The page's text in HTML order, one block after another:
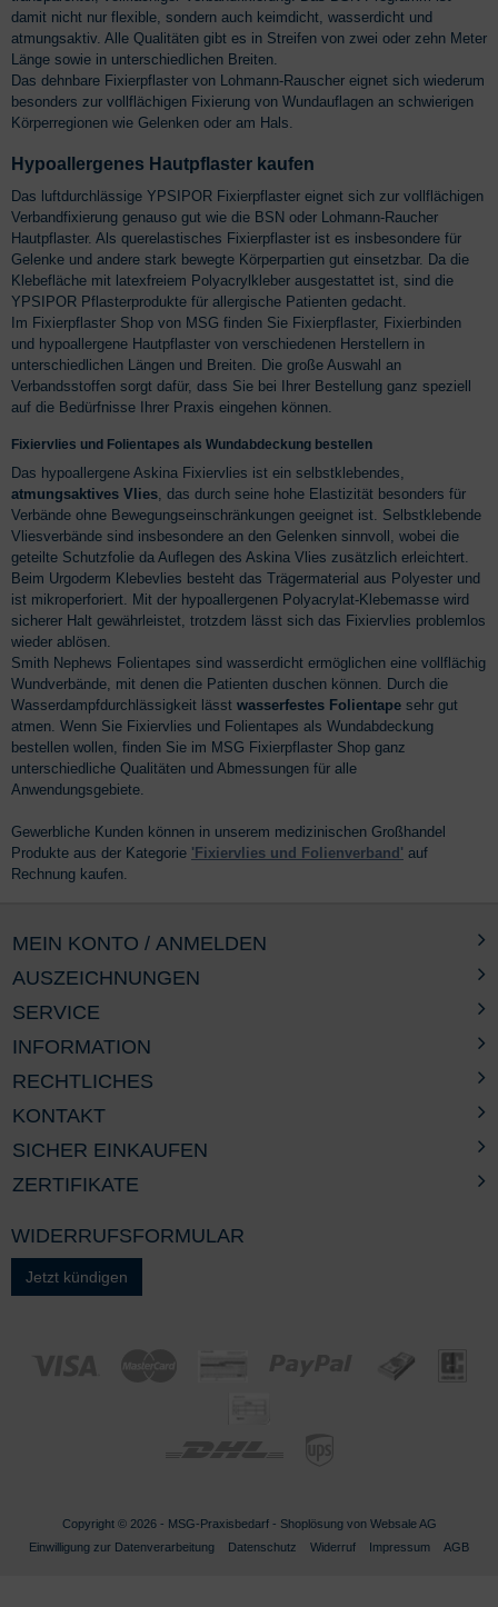
damit nicht nur flexible, sondern auch keimdicht, wasserdicht und
atmungsaktiv. Alle Qualitäten gibt es in Streifen von zwei oder zehn Meter
Länge sowie in unterschiedlichen Breiten.
Das dehnbare Fixierpflaster von Lohmann-Rauscher eignet sich wiederum
besonders zur vollflächigen Fixierung von Wundauflagen an schwierigen
Körperregionen wie Gelenken oder am Hals.
Hypoallergenes Hautpflaster kaufen
Das luftdurchlässige YPSIPOR Fixierpflaster eignet sich zur vollflächigen
Verbandfixierung genauso gut wie die BSN oder Lohmann-Raucher
Hautpflaster. Als querelastisches Fixierpflaster ist es insbesondere für
Gelenke und andere stark bewegte Körperpartien gut einsetzbar. Da die
Klebefläche mit latexfreiem Polyacrylkleber ausgestattet ist, sind die
YPSIPOR Pflasterprodukte für allergische Patienten gedacht.
Im Fixierpflaster Shop von MSG finden Sie Fixierpflaster, Fixierbinden
und hypoallergene Hautpflaster von verschiedenen Herstellern in
unterschiedlichen Längen und Breiten. Die große Auswahl an
Verbandsstoffen sorgt dafür, dass Sie bei Ihrer Bestellung ganz speziell
auf die Bedürfnisse Ihrer Praxis eingehen können.
Fixiervlies und Folientapes als Wundabdeckung bestellen
Das hypoallergene Askina Fixiervlies ist ein selbstklebendes,
atmungsaktives Vlies , das durch seine hohe Elastizität besonders für
Verbände ohne Bewegungseinschränkungen geeignet ist. Selbstklebende
Vliesverbände sind insbesondere an den Gelenken sinnvoll, wobei die
geteilte Schutzfolie da Auflegen des Askina Vlies zusätzlich erleichtert.
Beim Urgoderm Klebevlies besteht das Trägermaterial aus Polyester und
ist mikroperforiert. Mit der hypoallergenen Polyacrylat-Klebemasse wird
sicherer Halt gewährleistet, trotzdem lässt sich das Fixiervlies problemlos
wieder ablösen.
Smith Nephews Folientapes sind wasserdicht ermöglichen eine vollflächig
Wundverbände, mit denen die Patienten duschen können. Durch die
Wasserdampfdurchlässigkeit lässt wasserfestes Folientape sehr gut
atmen. Wenn Sie Fixiervlies und Folientapes als Wundabdeckung
bestellen wollen, finden Sie im MSG Fixierpflaster Shop ganz
unterschiedliche Qualitäten und Abmessungen für alle
Anwendungsgebiete.
Gewerbliche Kunden können in unserem medizinischen Großhandel
Produkte aus der Kategorie 'Fixiervlies und Folienverband' auf
Rechnung kaufen.
AUSZEICHNUNGEN
SERVICE
INFORMATION
RECHTLICHES
MEIN KONTO / ANMELDEN
KONTAKT
SICHER EINKAUFEN
ZERTIFIKATE
WIDERRUFSFORMULAR
Jetzt kündigen
Copyright © 2026 - MSG-Praxisbedarf- Shoplösung von Websale AG
Einwilligung zur Datenverarbeitung
Datenschutz Widerruf Impressum AGB